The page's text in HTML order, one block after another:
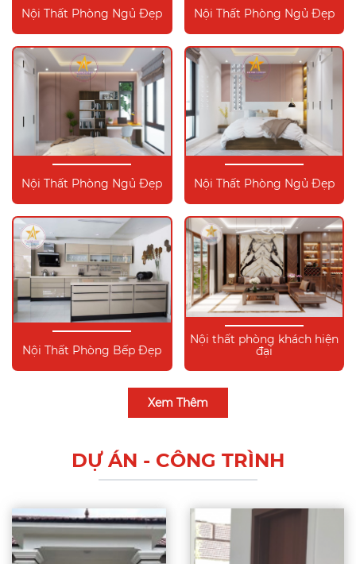
Nội Thất Phòng Ngủ Đẹp Nội Thất Phòng Ngủ Đẹp
Nội Thất Phòng Ngủ Đẹp Nội Thất Phòng Ngủ Đẹp
Nội Thất Phòng Bếp Đẹp
Nội thất phòng khách hiện
đại
Xem Thêm
DỰ ÁN - CÔNG TRÌNH